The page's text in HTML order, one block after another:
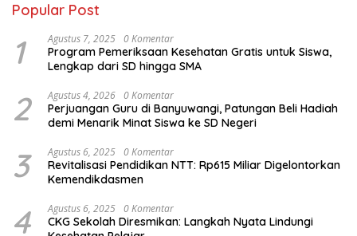
Popular Post
1 Agustus 7, 2025 0 Komentar
Program Pemeriksaan Kesehatan Gratis untuk Siswa,
Lengkap dari SD hingga SMA
2 Agustus 4, 2026 0 Komentar
Perjuangan Guru di Banyuwangi, Patungan Beli Hadiah
demi Menarik Minat Siswa ke SD Negeri
3 Agustus 6, 2025 0 Komentar
Revitalisasi Pendidikan NTT: Rp615 Miliar Digelontorkan
Kemendikdasmen
4 Agustus 6, 2025 0 Komentar
CKG Sekolah Diresmikan: Langkah Nyata Lindungi